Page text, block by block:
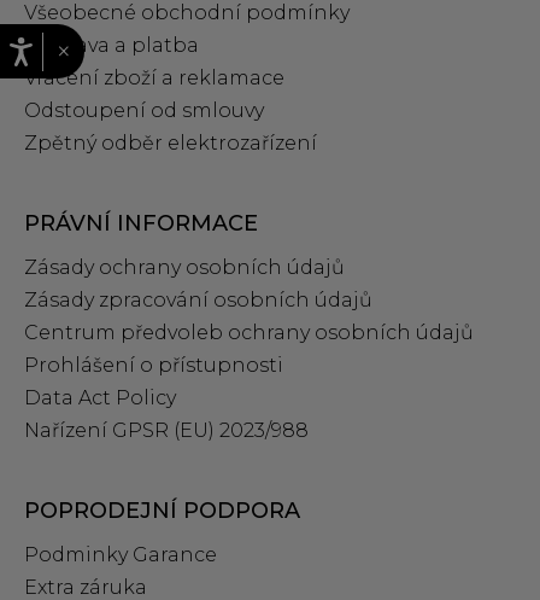
Všeobecné obchodní podmínky
Doprava a platba
Vrácení zboží a reklamace
Odstoupení od smlouvy
Zpětný odběr elektrozařízení
PRÁVNÍ INFORMACE
Zásady ochrany osobních údajů
Zásady zpracování osobních údajů
Centrum předvoleb ochrany osobních údajů
Prohlášení o přístupnosti
Data Act Policy
Nařízení GPSR (EU) 2023/988
POPRODEJNÍ PODPORA
Podminky Garance
Extra záruka
×